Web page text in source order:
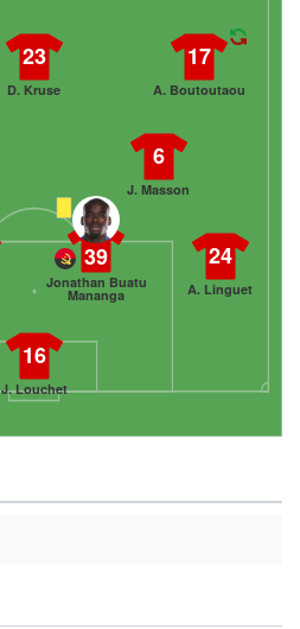
16
J. Louchet
39
Jonathan Buatu
Mananga
24
A. Linguet
6
J. Masson
23
D. Kruse
17
A. Boutoutaou